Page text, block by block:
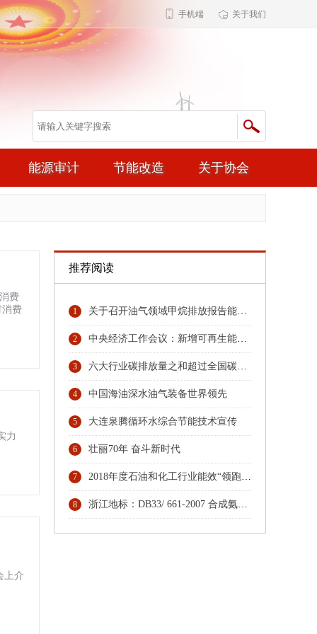
手机端 关于我们
能源审计 节能改造 关于协会
费
消费
力
上介
推荐阅读
1 关于召开油气领域甲烷排放报告能力建设培训的通知
2 中央经济工作会议：新增可再生能源和原料用能不纳入能源消费总量控制
3 六大行业碳排放量之和超过全国碳排放总量74% 协同行动，六大行业协会按下碳排放管理员人才培育“启动键”
4 中国海油深水油气装备世界领先
5 大连泉腾循环水综合节能技术宣传
6 壮丽70年 奋斗新时代
7 2018年度石油和化工行业能效“领跑者”发布
8 浙江地标：DB33/ 661-2007 合成氨（大型）单位综合能耗限额及计算方法